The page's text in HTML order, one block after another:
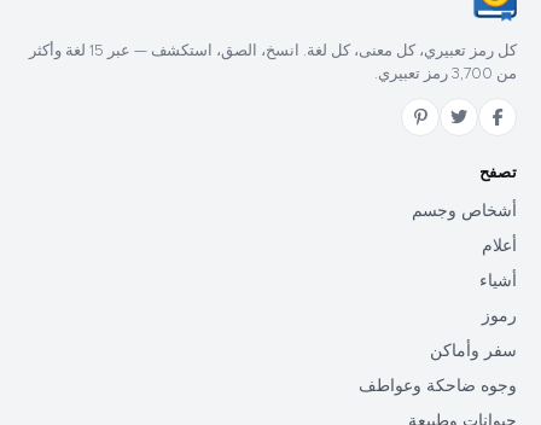
كل رمز تعبيري، كل معنى، كل لغة. انسخ، الصق، استكشف — عبر 15 لغة وأكثر
من 3,700 رمز تعبيري.
تصفح
أشخاص وجسم
أعلام
أشياء
رموز
سفر وأماكن
وجوه ضاحكة وعواطف
حيوانات وطبيعة